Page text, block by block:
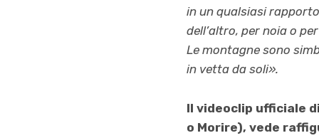
in un qualsiasi
dell’altro, per noia o
Le montagne sono
in vetta da soli».
Il videoclip ufficiale
o Morire), vede